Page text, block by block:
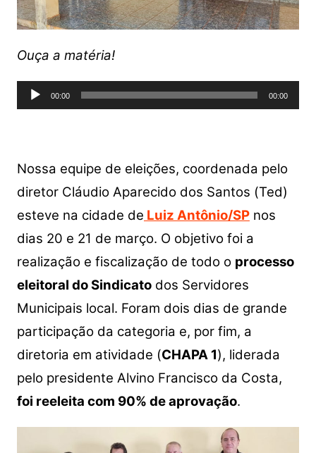
Ouça a matéria!
Tocador
de
00:00 00:00
Nossa equipe de eleições, coordenada pelo
diretor Cláudio Aparecido dos Santos (Ted)
esteve na cidade de Luiz Antônio/SPnos
dias 20 e 21 de março. O objetivo foi a
realização e fiscalização de todo o processo
eleitoral do Sindicatodos Servidores
Municipais local. Foram dois dias de grande
participação da categoria e, por fim, a
diretoria em atividade (CHAPA 1), liderada
pelo presidente Alvino Francisco da Costa,
foi reeleita com 90% de aprovação.